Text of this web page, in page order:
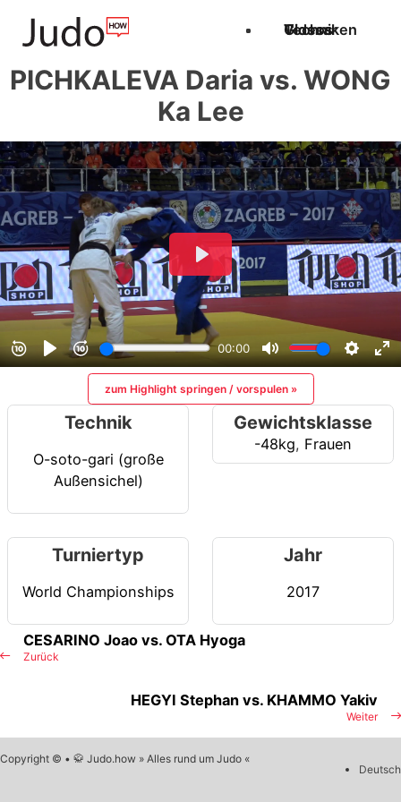
Techniken
Videos
Glossar
PICHKALEVA Daria vs. WONG
Ka Lee
zum Highlight springen / vorspulen »
Technik
O-soto-gari (große
Außensichel)
Gewichtsklasse
-48kg, Frauen
Turniertyp
World Championships
Jahr
2017
Zurück
CESARINO Joao vs. OTA Hyoga
Weiter
HEGYI Stephan vs. KHAMMO Yakiv
Copyright © • 🥋 Judo.how » Alles rund um Judo «
Deutsch